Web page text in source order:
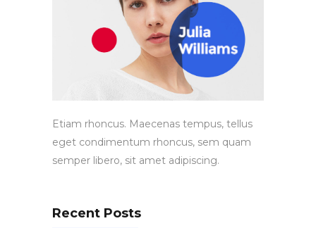
Etiam rhoncus. Maecenas tempus, tellus
eget condimentum rhoncus, sem quam
semper libero, sit amet adipiscing.
Recent Posts